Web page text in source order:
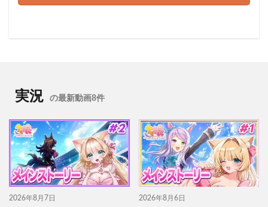
実況 の最新動画8件
2026年8月7日 2026年8月6日